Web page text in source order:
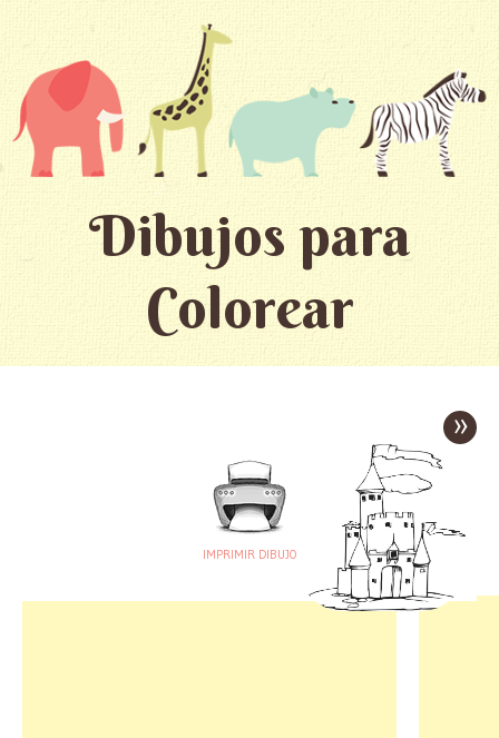
Dibujos para
Colorear
IMPRIMIR DIBUJO
»